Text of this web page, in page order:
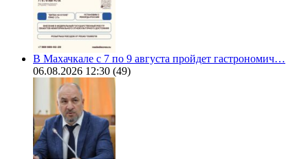
В Махачкале с 7 по 9 августа пройдет гастрономич…
06.08.2026 12:30 (49)